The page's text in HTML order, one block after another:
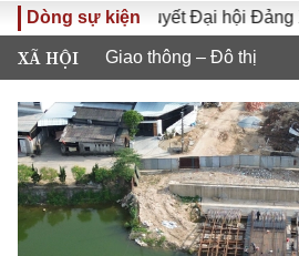
Dòng sự kiện
Nghị quyết Đại hội Đảng XIV vào
XÃ HỘI Giao thông – Đô thị